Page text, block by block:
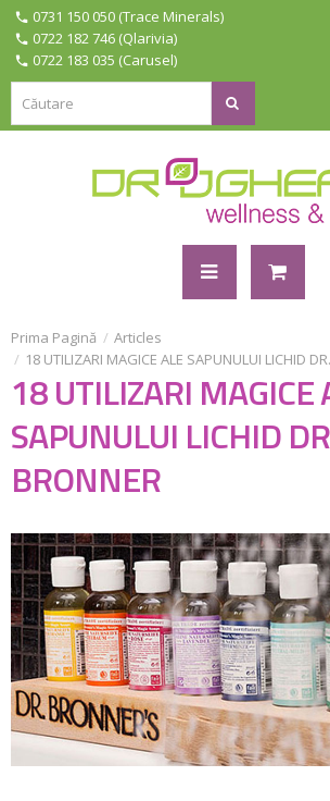
0731 150 050 (Trace Minerals)
0722 182 746 (Qlarivia)
0722 183 035 (Carusel)
Prima Pagină
Articles
18 UTILIZARI MAGICE ALE SAPUNULUI LICHID
18 UTILIZARI MAGICE
SAPUNULUI LICHID
BRONNER